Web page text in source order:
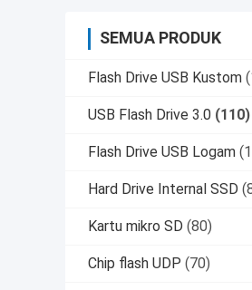
SEMUA PRODUK
Flash Drive USB Kustom
USB Flash Drive 3.0 (110)
Flash Drive USB Logam
Hard Drive Internal SSD
Kartu mikro SD (80)
Chip flash UDP (70)